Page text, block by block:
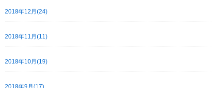
2018年12月(24)
2018年11月(11)
2018年10月(19)
2018年9月(17)